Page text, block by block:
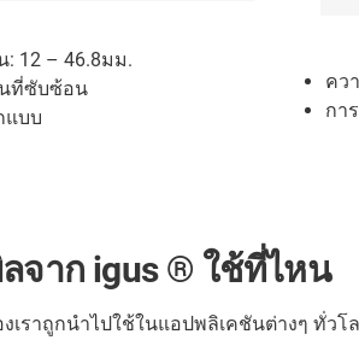
: 12 – 46.8มม.
ที่ซับซ้อน
แบบ
คว
กา
จาก igus ® ใช้ที่ไหน
งเราถูกนำไปใช้ในแอปพลิเคชันต่างๆ ทั่